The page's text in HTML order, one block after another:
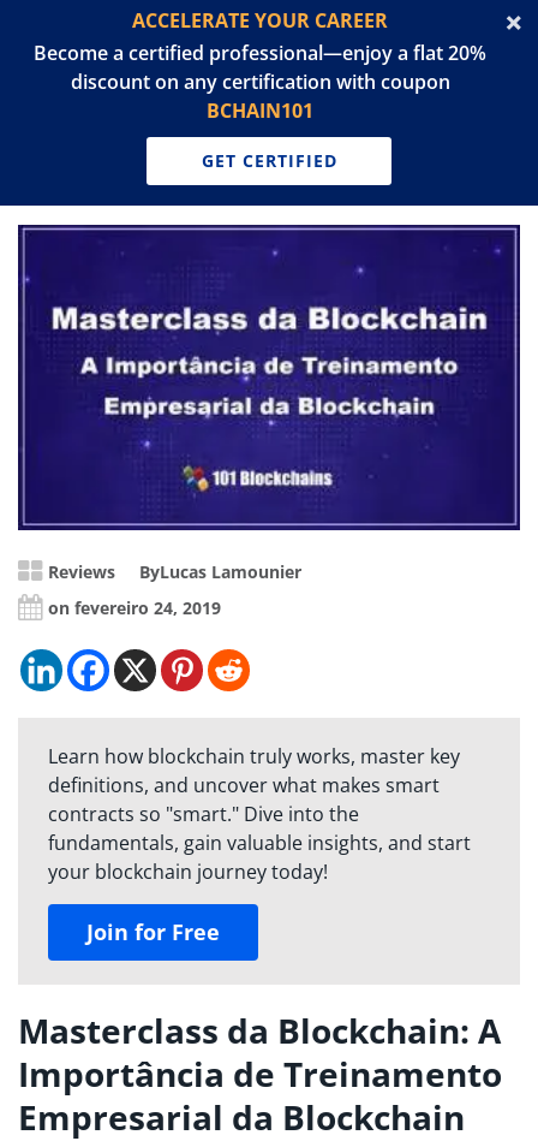
ACCELERATE YOUR CAREER
Become a certified professional—enjoy a flat 20%
discount on any certification with coupon
BCHAIN101
GET CERTIFIED
Reviews ByLucas Lamounier
on fevereiro 24, 2019
Learn how blockchain truly works, master key
definitions, and uncover what makes smart
contracts so "smart." Dive into the
fundamentals, gain valuable insights, and start
your blockchain journey today!
Join for Free
Masterclass da Blockchain: A
Importância de Treinamento
Empresarial da Blockchain